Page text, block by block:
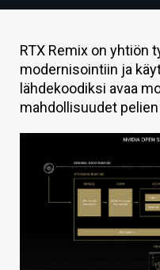
TECHBBS
TIETOA
HINTA.FI
KAUPPA
RTX Remix on yhtiön
modernisointiin ja
lähdekoodiksi avaa
mahdollisuudet